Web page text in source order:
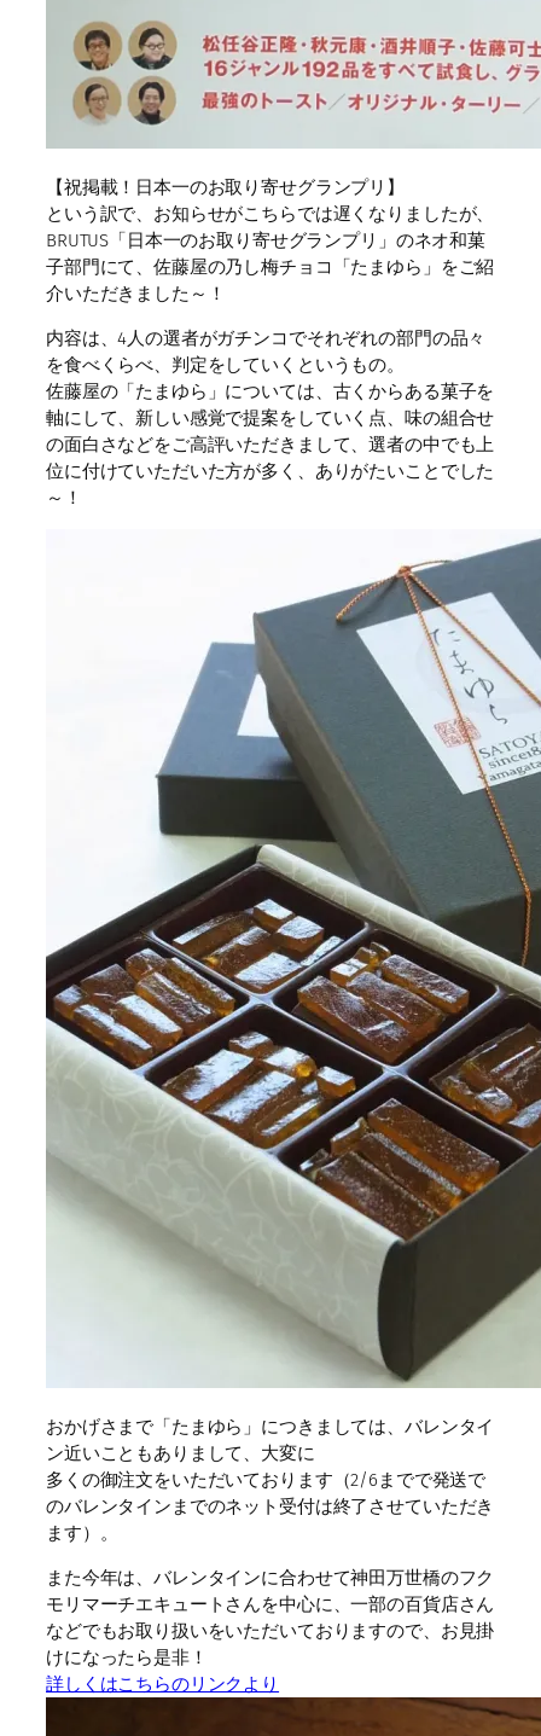
【祝掲載！日本一のお取り寄せグランプリ】
という訳で、お知らせがこちらでは遅くなりましたが、
BRUTUS「日本一のお取り寄せグランプリ」のネオ和菓
子部門にて、佐藤屋の乃し梅チョコ「たまゆら」をご紹
介いただきました～！
内容は、4人の選者がガチンコでそれぞれの部門の品々
を食べくらべ、判定をしていくというもの。
佐藤屋の「たまゆら」については、古くからある菓子を
軸にして、新しい感覚で提案をしていく点、味の組合せ
の面白さなどをご高評いただきまして、選者の中でも上
位に付けていただいた方が多く、ありがたいことでした
～！
おかげさまで「たまゆら」につきましては、バレンタイ
ン近いこともありまして、大変に
多くの御注文をいただいております（2/6までで発送で
のバレンタインまでのネット受付は終了させていただき
ます）。
また今年は、バレンタインに合わせて神田万世橋のフク
モリマーチエキュートさんを中心に、一部の百貨店さん
などでもお取り扱いをいただいておりますので、お見掛
けになったら是非！
詳しくはこちらのリンクより